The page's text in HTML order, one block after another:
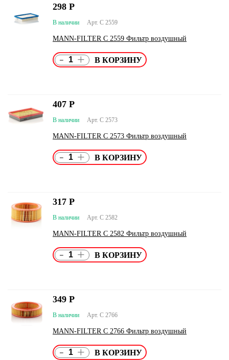
Арт. C 2559
В наличии
MANN-FILTER C 2559 Фильтр воздушный
298 Р
- +
Арт. C 2573
В наличии
MANN-FILTER C 2573 Фильтр воздушный
407 Р
- +
Арт. C 2582
В наличии
MANN-FILTER C 2582 Фильтр воздушный
317 Р
- +
Арт. C 2766
В наличии
MANN-FILTER C 2766 Фильтр воздушный
349 Р
- +